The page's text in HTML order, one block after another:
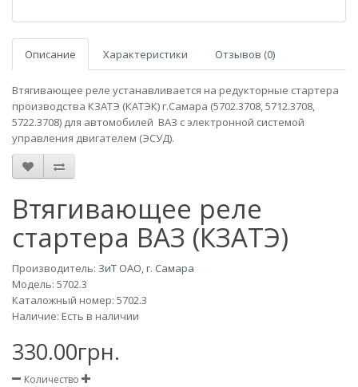
Описание Характеристики Отзывов (0)
Втягивающее реле устанавливается на редукторные стартера
производства КЗАТЭ (КАТЭК) г.Самара (5702.3708, 5712.3708,
5722.3708) для автомобилей ВАЗ с электронной системой
управления двигателем (ЭСУД).
Втягивающее реле
стартера ВАЗ (КЗАТЭ)
Производитель: ЗиТ ОАО, г. Самара
Модель: 5702.3
Каталожный номер: 5702.3
Наличие: Есть в наличии
330.00грн.
Количество